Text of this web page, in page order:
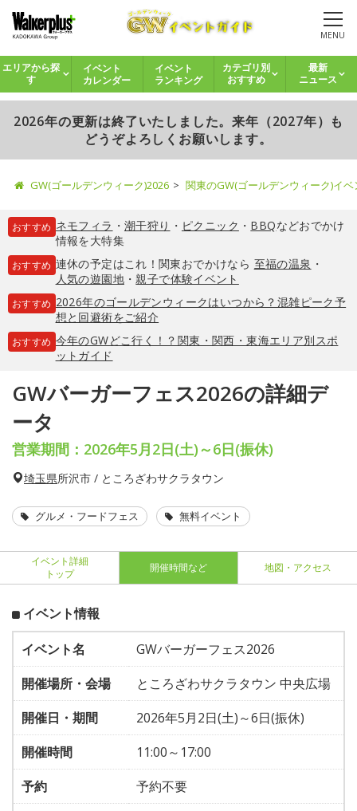
MENU
エリアから探
す
イベント
カレンダー
イベント
ランキング
カテゴリ別
おすすめ
最新
ニュース
2026年の更新は終了いたしました。来年（2027年）も
どうぞよろしくお願いします。
GW(ゴールデンウィーク)2026 関東のGW(ゴールデンウィーク)イ
おすすめ ネモフィラ ・ 潮干狩り ・ ピクニック ・ BBQなどおでかけ
情報を大特集
おすすめ 連休の予定はこれ！関東おでかけなら 至福の温泉 ・
人気の遊園地・親子で体験イベント
おすすめ 2026年のゴールデンウィークはいつから？混雑ピーク予
想と回避術をご紹介
おすすめ 今年のGWどこ行く！？関東・関西・東海エリア別スポ
ットガイド
GWバーガーフェス2026の詳細デ
ータ
営業期間：2026年5月2日(土)～6日(振休)
埼玉県所沢市 / ところざわサクラタウン
グルメ・フードフェス 無料イベント
イベント詳細
トップ
開催時間など 地図・アクセス
イベント情報
イベント名
GWバーガーフェス2026
開催場所・会場
ところざわサクラタウン 中央広場
開催日・期間
2026年5月2日(土)～6日(振休)
開催時間
11:00～17:00
予約
予約不要